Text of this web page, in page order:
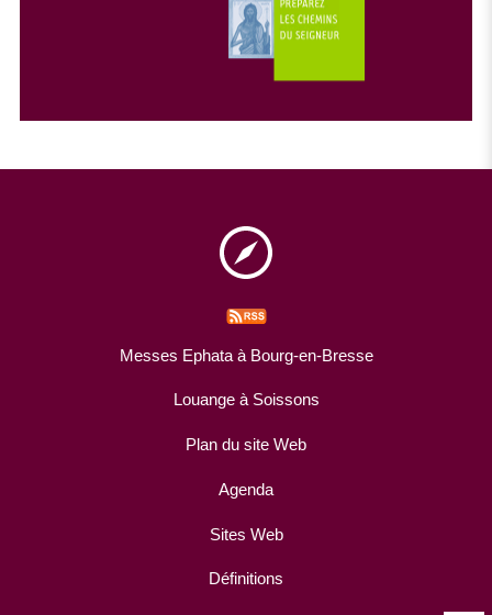
Messes Ephata à Bourg-en-Bresse
Louange à Soissons
Plan du site Web
Agenda
Sites Web
Définitions